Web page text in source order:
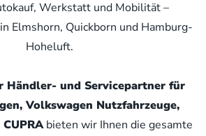
Werkstatt und Mobilität –
Elmshorn, Quickborn und Hamburg-
Hoheluft.
Händler- und Servicepartner für
Volkswagen Nutzfahrzeuge,
bieten wir Ihnen die gesamte